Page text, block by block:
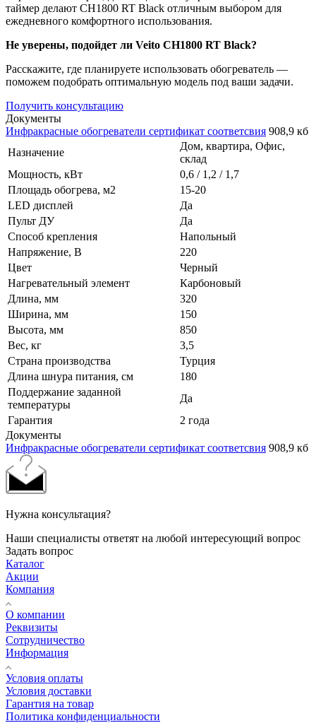
таймер делают CH1800 RT Black отличным выбором для
ежедневного комфортного использования.
Не уверены, подойдет ли Veito CH1800 RT Black?
Расскажите, где планируете использовать обогреватель —
поможем подобрать оптимальную модель под ваши задачи.
Получить консультацию
Документы
Инфракрасные обогреватели сертификат соответсвия 908,9 кб
Назначение
Дом, квартира, Офис,
склад
Мощность, кВт
0,6 / 1,2 / 1,7
Площадь обогрева, м2
15-20
LED дисплей
Да
Пульт ДУ
Да
Способ крепления
Напольный
Напряжение, В
220
Цвет
Черный
Нагревательный элемент
Карбоновый
Длина, мм
320
Ширина, мм
150
Высота, мм
850
Вес, кг
3,5
Страна производства
Турция
Длина шнура питания, см
180
Поддержание заданной
температуры
Да
Гарантия
2 года
Документы
Инфракрасные обогреватели сертификат соответсвия 908,9 кб
Нужна консультация?
Наши специалисты ответят на любой интересующий вопрос
Задать вопрос
Каталог
Акции
Компания
О компании
Реквизиты
Сотрудничество
Информация
Условия оплаты
Условия доставки
Гарантия на товар
Политика конфиденциальности